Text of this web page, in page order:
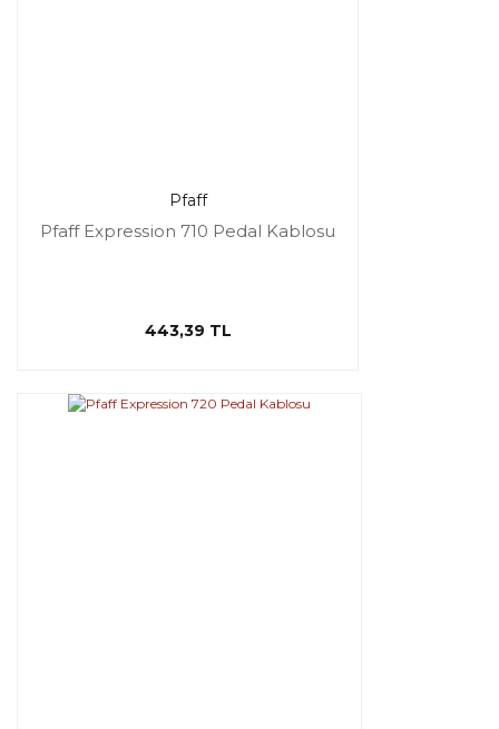
Pfaff
Pfaff Expression 710 Pedal Kablosu
443,39 TL